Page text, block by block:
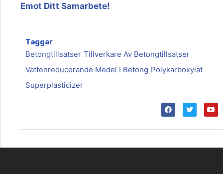
Emot Ditt Samarbete!
Taggar
Betongtillsatser Tillverkare Av Betongtillsatser
Vattenreducerande Medel I Betong Polykarboxylat
Superplasticizer